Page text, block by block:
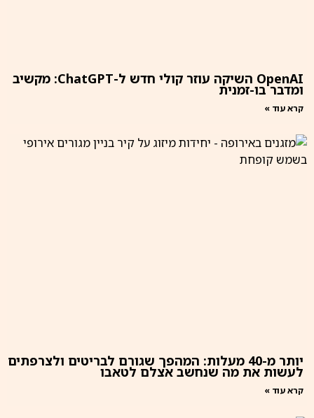
OpenAI השיקה עוזר קולי חדש ל-ChatGPT: מקשיב
ומדבר בו-זמנית
קרא עוד »
יותר מ-40 מעלות: המהפך שגורם לבריטים ולצרפתים
לעשות את מה שנחשב אצלם לטאבו
קרא עוד »